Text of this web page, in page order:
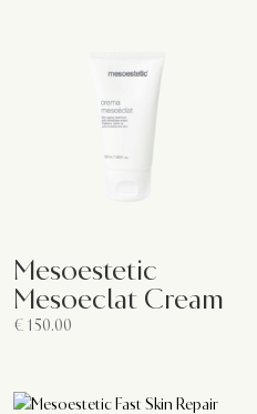
Mesoestetic
Mesoeclat Cream
€ 150.00